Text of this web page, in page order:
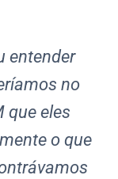
entender
no
que eles
o que